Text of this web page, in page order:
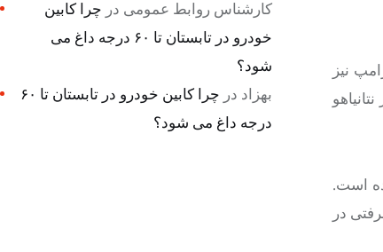
نیز
است.
در
کارشناس روابط عمومی در چرا کابین
خودرو در تابستان تا ۶۰ درجه داغ می
شود؟
بهزاد در
چرا کابین خودرو در تابستان تا ۶۰
درجه داغ می شود؟